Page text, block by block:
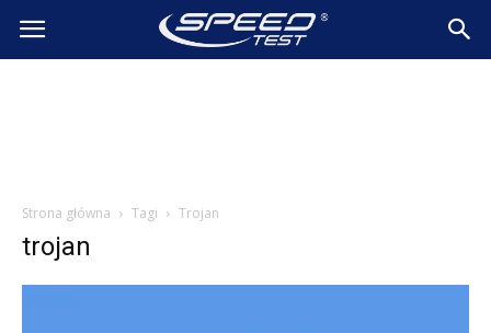
SpeedTest.pl
Strona główna Tagi Trojan
trojan